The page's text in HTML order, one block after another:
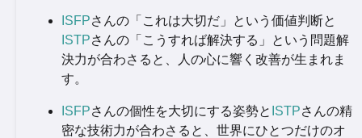
ISFPさんの「これは大切だ」という価値判断と
ISTPさんの「こうすれば解決する」という問題解
決力が合わさると、人の心に響く改善が生まれま
す。
ISFPさんの個性を大切にする姿勢と ISTPさんの精
密な技術力が合わさると、世界にひとつだけのオ